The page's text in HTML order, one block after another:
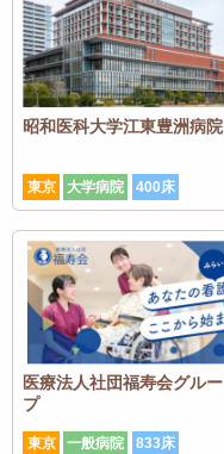
昭和医科大学江東豊洲病院
東京 大学病院 400床
医療法人社団福寿会グルー
プ
東京 一般病院 833床